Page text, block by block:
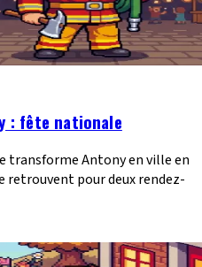
: fête nationale
transforme Antony en ville en
retrouvent pour deux rendez-